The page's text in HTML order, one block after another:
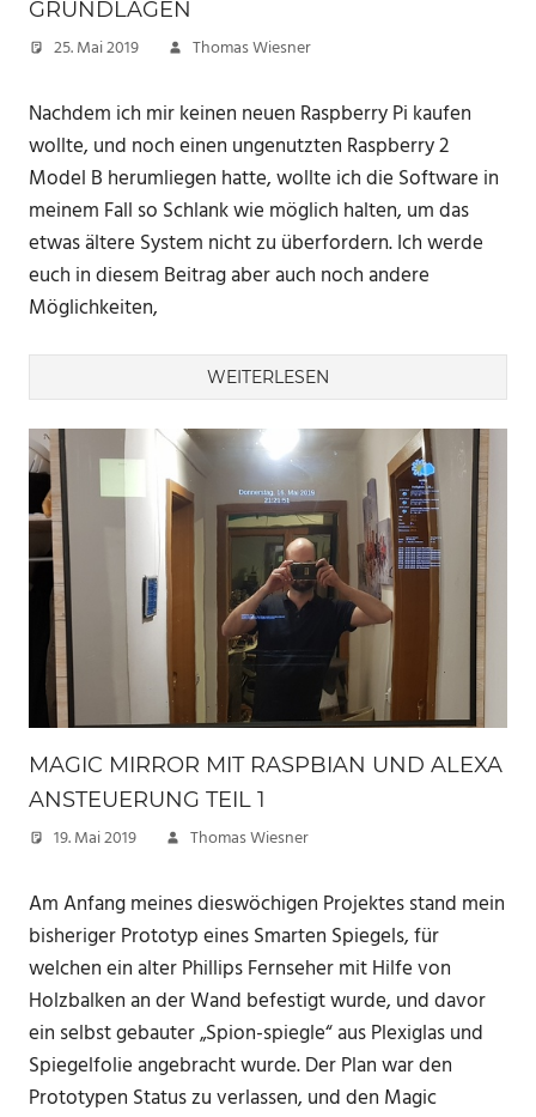
GRUNDLAGEN
25. Mai 2019 Thomas Wiesner
Nachdem ich mir keinen neuen Raspberry Pi kaufen
wollte, und noch einen ungenutzten Raspberry 2
Model B herumliegen hatte, wollte ich die Software in
meinem Fall so Schlank wie möglich halten, um das
etwas ältere System nicht zu überfordern. Ich werde
euch in diesem Beitrag aber auch noch andere
Möglichkeiten,
WEITERLESEN
MAGIC MIRROR MIT RASPBIAN UND ALEXA
ANSTEUERUNG TEIL 1
19. Mai 2019 Thomas Wiesner
Am Anfang meines dieswöchigen Projektes stand mein
bisheriger Prototyp eines Smarten Spiegels, für
welchen ein alter Phillips Fernseher mit Hilfe von
Holzbalken an der Wand befestigt wurde, und davor
ein selbst gebauter „Spion-spiegle“ aus Plexiglas und
Spiegelfolie angebracht wurde. Der Plan war den
Prototypen Status zu verlassen, und den Magic